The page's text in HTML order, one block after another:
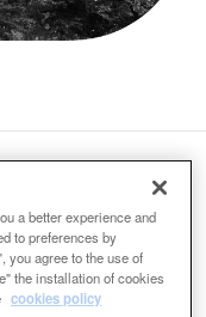
a better experience and
to preferences by
agree to the use of
the installation of cookies
cookies policy